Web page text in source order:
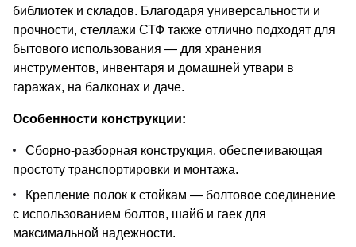
библиотек и складов. Благодаря универсальности и
прочности, стеллажи СТФ также отлично подходят для
бытового использования — для хранения
инструментов, инвентаря и домашней утвари в
гаражах, на балконах и даче.
Особенности конструкции:
Сборно-разборная конструкция, обеспечивающая
простоту транспортировки и монтажа.
Крепление полок к стойкам — болтовое соединение
с использованием болтов, шайб и гаек для
максимальной надежности.